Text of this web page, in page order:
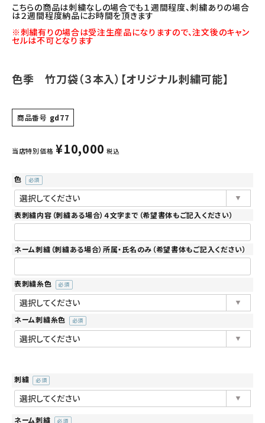
こちらの商品は刺繍なしの場合でも１週間程度、刺繍ありの場合
は２週間程度納品にお時間を頂きます
※刺繍有りの場合は受注生産品になりますので、注文後のキャン
セルは不可となります
色季 竹刀袋（３本入）【オリジナル刺繍可能】
商品番号 gd77
当店特別価格 ¥10,000 税込
色
(必
須)
表刺繍内容（刺繍ある場合）４文字まで（希望書体もご記入ください）
ネーム刺繍（刺繍ある場合）所属・氏名のみ（希望書体もご記入ください）
表刺繍糸色
(必
須)
ネーム刺繍糸色
(必
須)
刺繍
(必
須)
ネーム刺繍